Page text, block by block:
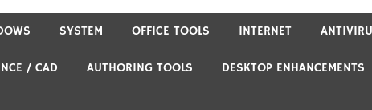
SYSTEM OFFICE TOOLS INTERNET
/ CAD AUTHORING TOOLS DESKTOP ENHANCEMENTS